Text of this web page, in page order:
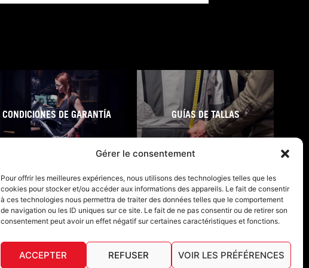
Gérer le consentement
Pour offrir les meilleures expériences, nous utilisons des technologies telles que les
cookies pour stocker et/ou accéder aux informations des appareils. Le fait de consentir
à ces technologies nous permettra de traiter des données telles que le comportement
de navigation ou les ID uniques sur ce site. Le fait de ne pas consentir ou de retirer son
consentement peut avoir un effet négatif sur certaines caractéristiques et fonctions.
ACCEPTER REFUSER VOIR LES PRÉFÉRENCES
CONDICIONES DE GARANTÍA GUÍAS DE TALLAS